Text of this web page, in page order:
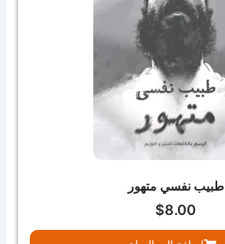
طبيب نفسي متهور
$8.00